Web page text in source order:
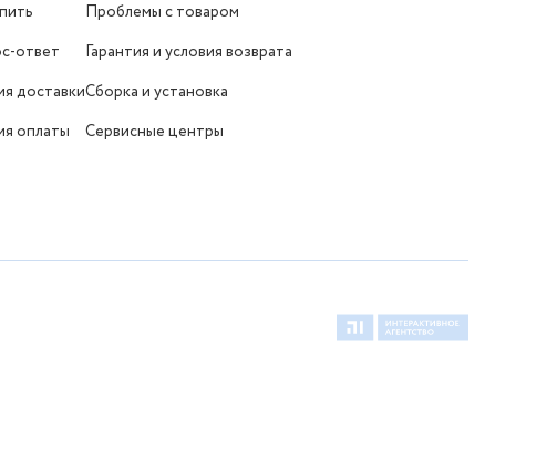
ответ
доставки
оплаты
Проблемы с товаром
Гарантия и условия возврата
Сборка и установка
Сервисные центры